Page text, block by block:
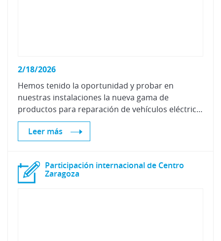
2/18/2026
Hemos tenido la oportunidad y probar en
nuestras instalaciones la nueva gama de
productos para reparación de vehículos eléctricos
Leer más
Participación internacional de Centro
Zaragoza